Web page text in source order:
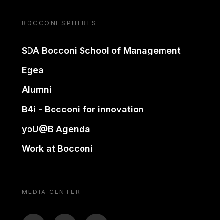
BOCCONI SPHERES
SDA Bocconi School of Management
Egea
Alumni
B4i - Bocconi for innovation
yoU@B Agenda
Work at Bocconi
MEDIA CENTER